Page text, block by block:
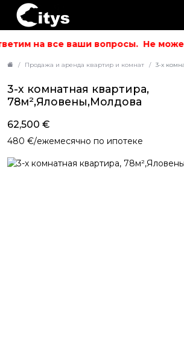
на все ваши вопросы. Не
Продажа и аренда квартир и комнат 3-х
3-х комнатная квартира,
78м²,Яловены,Молдова
62,500 €
480 €/ежемесячно по ипотеке